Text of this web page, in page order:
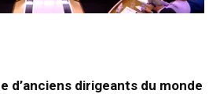
d’anciens dirigeants du monde